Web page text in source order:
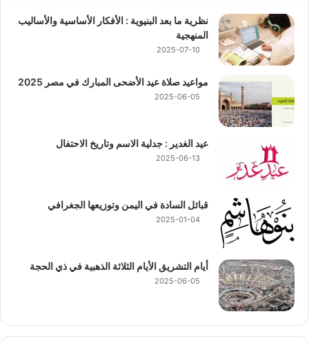
نظرية ما بعد البنيوية : الأفكار الأساسية والأساليب
المنهجية
2025-07-10
مواعيد صلاة عيد الأضحى المبارك في مصر 2025
2025-06-05
عيد الغدير : جدلية الاسم وتاريخ الاحتفال
2025-06-13
قبائل السادة في اليمن وتوزيعها الجغرافي
2025-01-04
أيام التشريق الأيام الثلاثة الذهبية في ذي الحجة
2025-06-05